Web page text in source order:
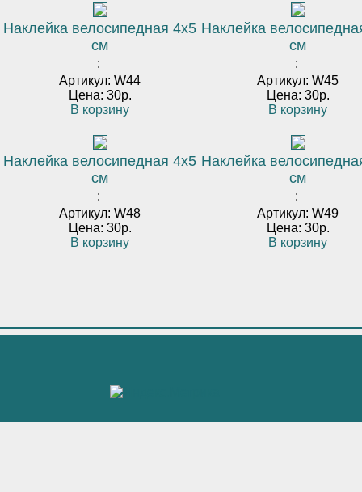
Наклейка велосипедная 4х5
см
:
Артикул: W44
Цена: 30р.
В корзину
Наклейка
см
:
Артикул: W45
Цена: 30р.
В корзину
Наклейка велосипедная 4х5
см
:
Артикул: W48
Цена: 30р.
В корзину
Наклейка
см
:
Артикул: W49
Цена: 30р.
В корзину